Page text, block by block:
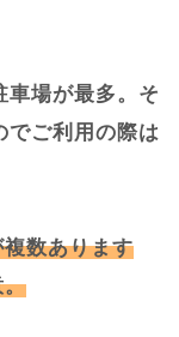
車場が最多。そ
でご利用の際は
数あります
。